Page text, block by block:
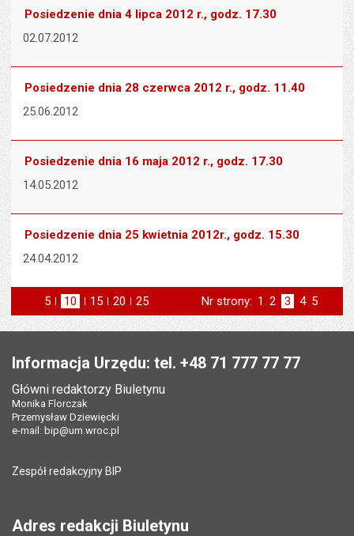
Posiedzenie dnia 4 lipca 2012 r., godz. 17.30
02.07.2012
Posiedzenie dnia 28 czerwca 2012 r., godz. 11.40
25.06.2012
Posiedzenie dnia 16 maja 2012 r., godz. 17.30
14.05.2012
Posiedzenie dnia 25 kwietnia 2012r., godz. 15.30
24.04.2012
5 elementów na stronie
10 elementów
na stronie
15 elementów
na stronie
20 elementów
na stronie
25 elementów
na stronie
Nr strony: Strona
1 Strona
2 Strona
3 Strona
4 Strona
5
Informacja Urzędu: tel. +48 71 777 77 77
Główni redaktorzy Biuletynu
Monika Florczak
Przemysław Dziewięcki
e-mail: bip@um.wroc.pl
Zespół redakcyjny BIP
Adres redakcji Biuletynu